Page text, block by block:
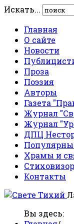
Искать...
Главная
О сайте
Новости
Проза
Поэзия
Авторы
Газета
Журнал
Журнал
ДПЦ
Храмы и
Стиховизор
Контакты
Вы здесь: